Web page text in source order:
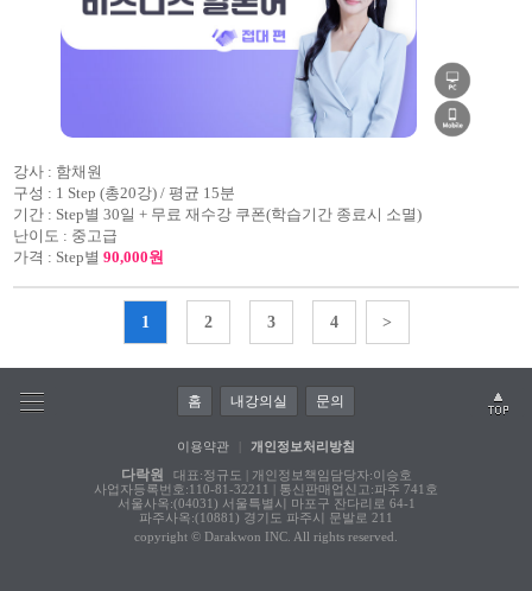
강사 : 함채원
구성 : 1 Step (총20강) / 평균 15분
기간 : Step별 30일 + 무료 재수강 쿠폰(학습기간 종료시 소멸)
난이도 : 중고급
가격 : Step별 90,000원
1 2 3 4 >
홈 내강의실 문의
이용약관 개인정보처리방침
다락원
대표:정규도 | 개인정보책임담당자:이승호
사업자등록번호:110-81-32211 | 통신판매업신고:파주 741호
서울사옥:(04031) 서울특별시 마포구 잔다리로 64-1
파주사옥:(10881) 경기도 파주시 문발로 211
copyright © Darakwon INC. All rights reserved.